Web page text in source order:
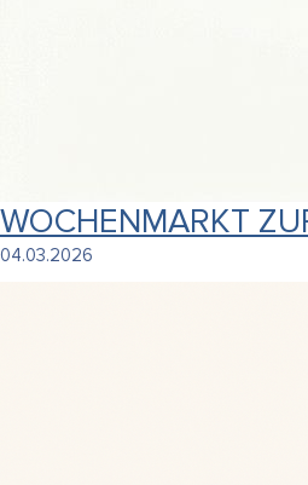
WOCHENMARKT
04.03.2026